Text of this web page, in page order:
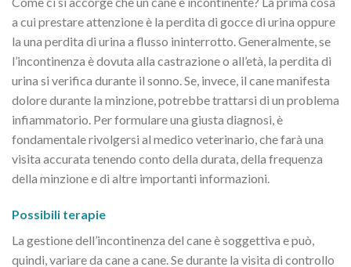
a cui prestare attenzione è la perdita di gocce di urina oppure
la una perdita di urina a flusso ininterrotto. Generalmente, se
l’incontinenza è dovuta alla castrazione o all’età, la perdita di
urina si verifica durante il sonno. Se, invece, il cane manifesta
dolore durante la minzione, potrebbe trattarsi di un problema
infiammatorio. Per formulare una giusta diagnosi, è
fondamentale rivolgersi al medico veterinario, che farà una
visita accurata tenendo conto della durata, della frequenza
della minzione e di altre importanti informazioni.
Possibili terapie
La gestione dell’incontinenza del cane è soggettiva e può,
quindi, variare da cane a cane. Se durante la visita di controllo